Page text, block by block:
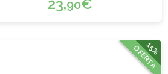
23,90€
15%
OFERTA